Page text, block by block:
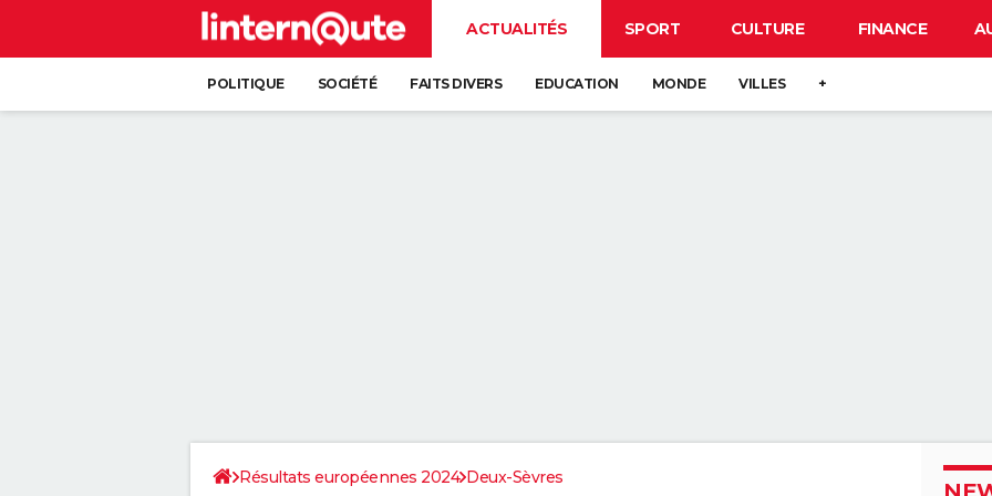
ACTUALITÉS SPORT CULTURE FINANCE
POLITIQUE SOCIÉTÉ FAITS DIVERS EDUCATION MONDE VILLES +
Résultats européennes 2024 Deux-Sèvres